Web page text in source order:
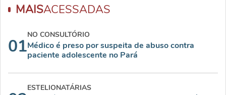
MAISACESSADAS
01
NO CONSULTÓRIO
Médico é preso por suspeita de abuso contra
paciente adolescente no Pará
ESTELIONATÁRIAS